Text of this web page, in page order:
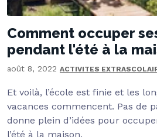
Comment occuper
pendant l'été à la
août 8, 2022 ACTIVITES
Et voilà, l’école est finie et les
vacances commencent. Pas de
donne plein d’idées pour
l’été à la maison.